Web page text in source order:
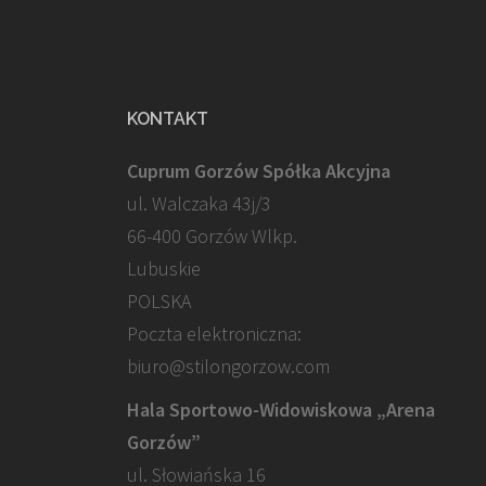
KONTAKT
Cuprum Gorzów Spółka Akcyjna
ul. Walczaka 43j/3
66-400 Gorzów Wlkp.
Lubuskie
POLSKA
Poczta elektroniczna:
biuro@stilongorzow.com
Hala Sportowo-Widowiskowa „Arena
Gorzów”
ul. Słowiańska 16